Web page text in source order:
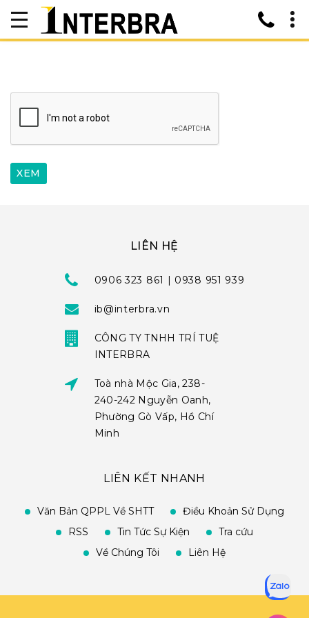
LIÊN HỆ
0906 323 861 | 0938 951 939
ib@interbra.vn
CÔNG TY TNHH TRÍ TUỆ
INTERBRA
Toà nhà Mộc Gia, 238-
240-242 Nguyễn Oanh,
Phường Gò Vấp, Hồ Chí
Minh
LIÊN KẾT NHANH
Văn Bản QPPL Về SHTT
Điều Khoản Sử Dụng
RSS
Tin Tức Sự Kiện
Tra cứu
Về Chúng Tôi
Liên Hệ